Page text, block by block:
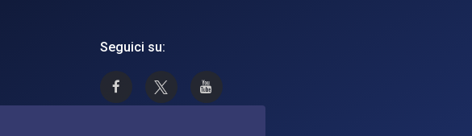
Seguici su:
Asi su Facebook
Asi su X Canale Asi su YouTube